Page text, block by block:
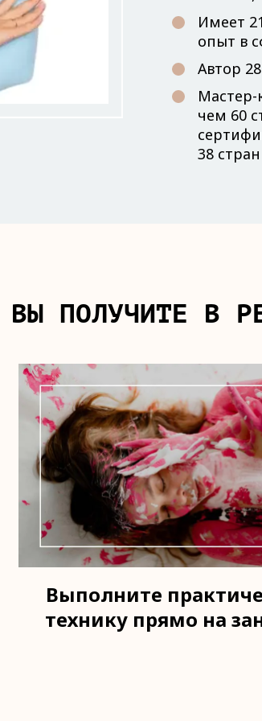
Имеет
опыт в
Автор
Мастер-
чем 60
38
ВЫ ПОЛУЧИТЕ В
Выполните
технику прямо на